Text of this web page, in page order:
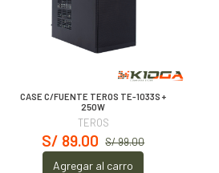
CASE C/FUENTE TEROS TE-1033S +
250W
TEROS
S/ 99.00
S/ 89.00
Agregar al carro